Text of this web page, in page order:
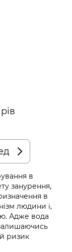
в
занурення,
в
людини і,
Адже вода
ризик